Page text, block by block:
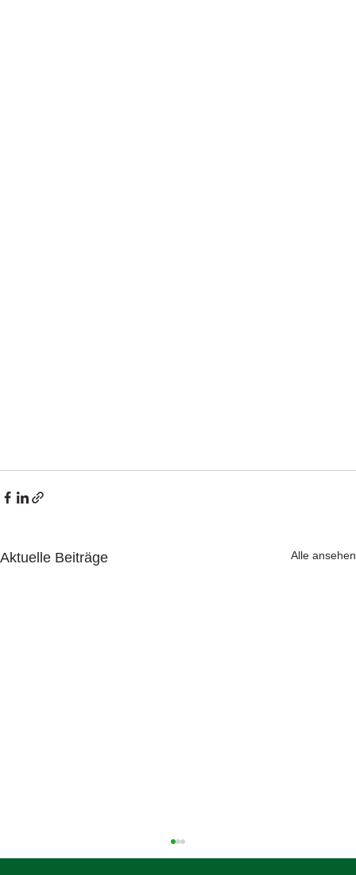
Aktuelle Beiträge Alle ansehen